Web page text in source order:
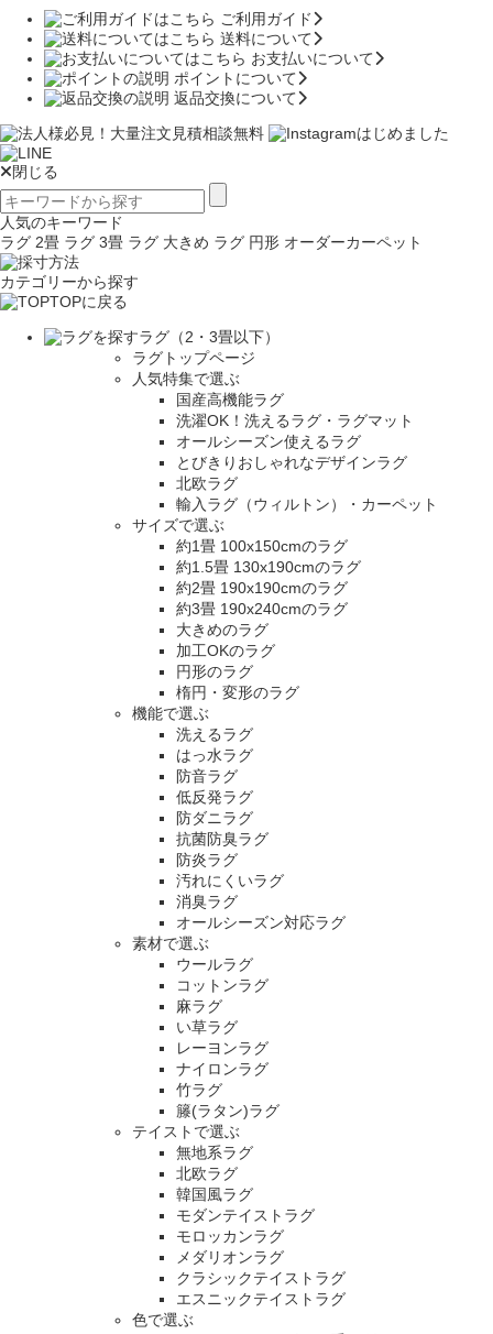
ご利用ガイド
送料について
お支払いについて
ポイントについて
返品交換について
閉じる
人気のキーワード
ラグ 2畳 ラグ 3畳 ラグ 大きめ ラグ 円形 オーダーカーペット
カテゴリーから探す
TOPに戻る
ラグ（2・3畳以下）
ラグトップページ
人気特集で選ぶ
国産高機能ラグ
洗濯OK！洗えるラグ・ラグマット
オールシーズン使えるラグ
とびきりおしゃれなデザインラグ
北欧ラグ
輸入ラグ（ウィルトン）・カーペット
サイズで選ぶ
約1畳 100x150cmのラグ
約1.5畳 130x190cmのラグ
約2畳 190x190cmのラグ
約3畳 190x240cmのラグ
大きめのラグ
加工OKのラグ
円形のラグ
楕円・変形のラグ
機能で選ぶ
洗えるラグ
はっ水ラグ
防音ラグ
低反発ラグ
防ダニラグ
抗菌防臭ラグ
防炎ラグ
汚れにくいラグ
消臭ラグ
オールシーズン対応ラグ
素材で選ぶ
ウールラグ
コットンラグ
麻ラグ
い草ラグ
レーヨンラグ
ナイロンラグ
竹ラグ
籐(ラタン)ラグ
テイストで選ぶ
無地系ラグ
北欧ラグ
韓国風ラグ
モダンテイストラグ
モロッカンラグ
メダリオンラグ
クラシックテイストラグ
エスニックテイストラグ
色で選ぶ